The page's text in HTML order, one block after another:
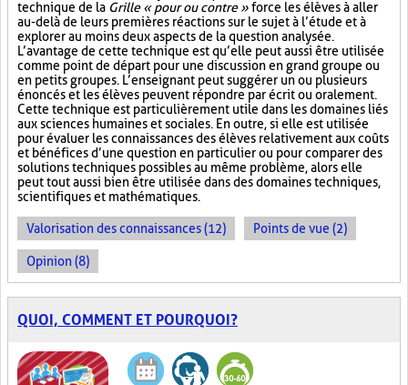
technique de la Grille « pour ou contre »force les élèves à aller
au-delà de leurs premières réactions sur le sujet à l’étude et à
explorer au moins deux aspects de la question analysée.
L’avantage de cette technique est qu’elle peut aussi être utilisée
comme point de départ pour une discussion en grand groupe ou
en petits groupes. L’enseignant peut suggérer un ou plusieurs
énoncés et les élèves peuvent répondre par écrit ou oralement.
Cette technique est particulièrement utile dans les domaines liés
aux sciences humaines et sociales. En outre, si elle est utilisée
pour évaluer les connaissances des élèves relativement aux coûts
et bénéfices d’une question en particulier ou pour comparer des
solutions techniques possibles au même problème, alors elle
peut tout aussi bien être utilisée dans des domaines techniques,
scientifiques et mathématiques.
Valorisation des connaissances (12) Points de vue (2)
Opinion (8)
QUOI, COMMENT ET POURQUOI?